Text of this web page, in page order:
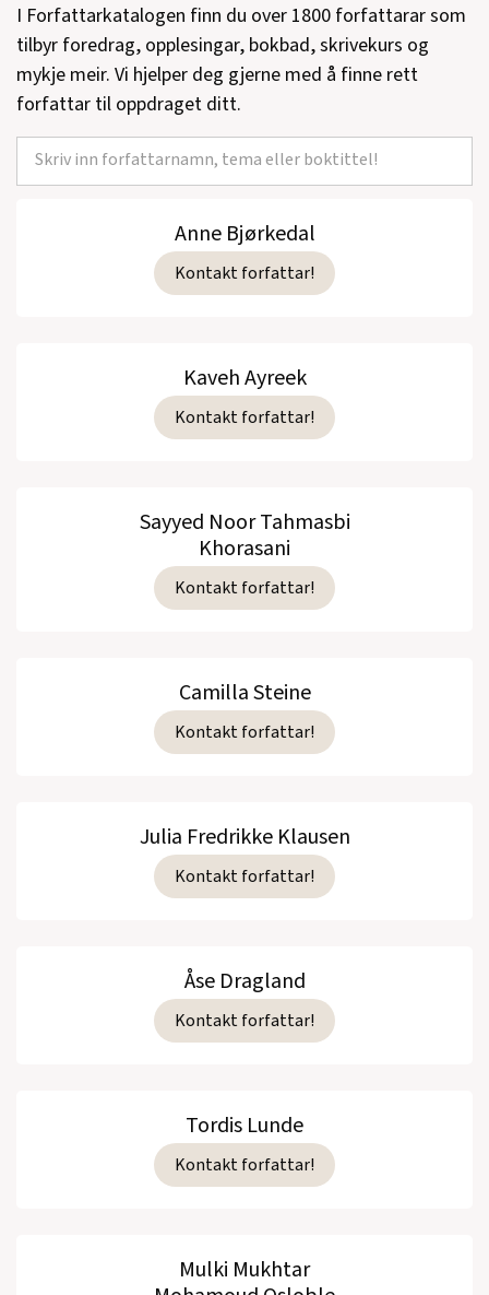
I Forfattarkatalogen finn du over 1800 forfattarar som
tilbyr foredrag, opplesingar, bokbad, skrivekurs og
mykje meir. Vi hjelper deg gjerne med å finne rett
forfattar til oppdraget ditt.
Anne Bjørkedal
Kontakt forfattar!
Kaveh Ayreek
Kontakt forfattar!
Sayyed Noor Tahmasbi
Khorasani
Kontakt forfattar!
Camilla Steine
Kontakt forfattar!
Julia Fredrikke Klausen
Kontakt forfattar!
Åse Dragland
Kontakt forfattar!
Tordis Lunde
Kontakt forfattar!
Mulki Mukhtar